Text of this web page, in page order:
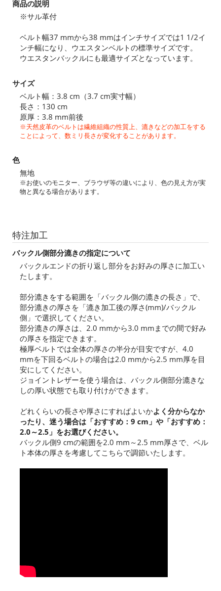
商品の説明
※サル革付
ベルト幅37 mmから38 mmはインチサイズでは1 1/2イ
ンチ幅になり、ウエスタンベルトの標準サイズです。
ウエスタンバックルにも最適サイズとなっています。
サイズ
ベルト幅：3.8 cm（3.7 cm実寸幅）
長さ：130 cm
原厚：3.8 mm前後
※天然皮革のベルトは繊維組織の性質上、漉きなどの加工をする
ことによって、数ミリ長さが変化することがあります。
色
無地
※お使いのモニター、ブラウザ等の違いにより、色の見え方が実
物と異なる場合があります。
特注加工
バックル側部分漉きの指定について
バックルエンドの折り返し部分をお好みの厚さに加工い
たします。
部分漉きをする範囲を「バックル側の漉きの長さ」で、
部分漉きの厚さを「漉き加工後の厚さ(mm)/バックル
側」で選択してください。
部分漉きの厚さは、2.0 mmから3.0 mmまでの間で好み
の厚さを指定できます。
極厚ベルトでは全体の厚さの半分が目安ですが、4.0
mmを下回るベルトの場合は2.0 mmから2.5 mm厚を目
安にしてください。
ジョイントレザーを使う場合は、バックル側部分漉きな
しの厚い状態でも取り付けができます。
どれくらいの長さや厚さにすればよいかよく分からなか
ったり、迷う場合は「おすすめ：9 cm」や「おすすめ：
2.0～2.5」をお選びください。
バックル側9 cmの範囲を2.0 mm～2.5 mm厚さで、ベル
ト本体の厚さを考慮してこちらで調節いたします。